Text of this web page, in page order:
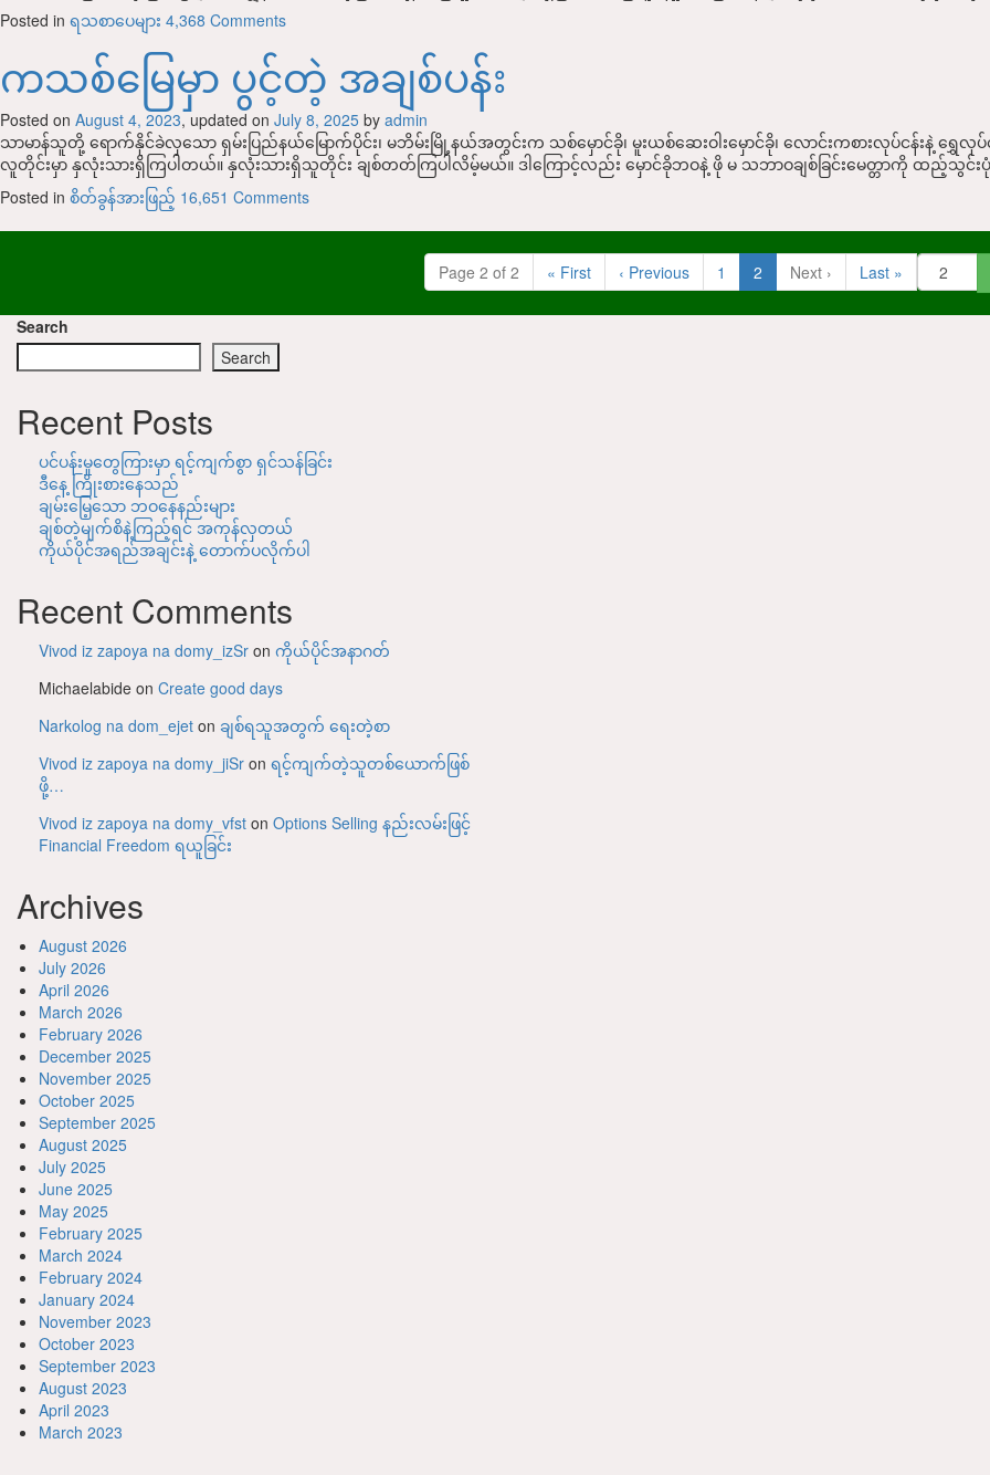
Posted in ရသစာပေများ 4,368 Comments
ကသစ်မြေမှာ ပွင့်တဲ့ အချစ်ပန်း
Posted on August 4, 2023, updated on July 8, 2025 by admin
သာမာန်သူတို့ ရောက်နိုင်ခဲလှသော ရှမ်းပြည်နယ်မြောက်ပိုင်း၊ မဘိမ်းမြို့နယ်အတွင်းက သစ်မှောင်ခို၊ မူးယစ်ဆေးဝါးမှောင်ခို၊ လောင်းကစားလုပ်ငန်းနဲ့ ရွှေ
လူတိုင်းမှာ နှလုံးသားရှိကြပါတယ်။ နှလုံးသားရှိသူတိုင်း ချစ်တတ်ကြပါလိမ့်မယ်။ ဒါကြောင့်လည်း မှောင်ခိုဘဝနဲ့ ဖို မ သဘာဝချစ်ခြင်းမေတ္တာကို ထည့်သွင်း
Posted in စိတ်ခွန်အားဖြည့် 16,651 Comments
Page 2 of 2 « First ‹ Previous 1 2(
c
u
Next › Last »
Search
Search
Recent Posts
ပင်ပန်းမှုတွေကြားမှာ ရင့်ကျက်စွာ ရှင်သန်ခြင်း
ဒီနေ့ ကြိုးစားနေသည်
ချမ်းမြေ့သော ဘဝနေနည်းများ
ချစ်တဲ့မျက်စိနဲ့ကြည့်ရင် အကုန်လှတယ်
ကိုယ်ပိုင်အရည်အချင်းနဲ့ တောက်ပလိုက်ပါ
Recent Comments
Vivod iz zapoya na domy_izSr on ကိုယ်ပိုင်အနာဂတ်
Michaelabide on Create good days
Narkolog na dom_ejet on ချစ်ရသူအတွက် ရေးတဲ့စာ
Vivod iz zapoya na domy_jiSr on ရင့်ကျက်တဲ့သူတစ်ယောက်ဖြစ်
ဖို့…
Vivod iz zapoya na domy_vfst on Options Selling နည်းလမ်းဖြင့်
Financial Freedom ရယူခြင်း
Archives
August 2026
July 2026
April 2026
March 2026
February 2026
December 2025
November 2025
October 2025
September 2025
August 2025
July 2025
June 2025
May 2025
February 2025
March 2024
February 2024
January 2024
November 2023
October 2023
September 2023
August 2023
April 2023
March 2023